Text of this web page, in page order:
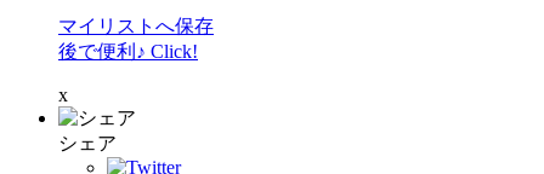
マイリストへ保存
後で便利♪ Click!
x
シェア